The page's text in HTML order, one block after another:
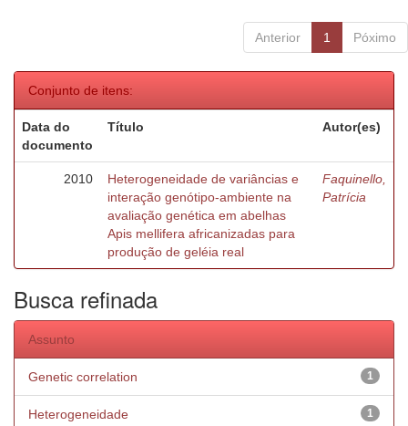
Anterior 1 Póximo
Conjunto de itens:
Data do
documento
Título Autor(es)
2010
Heterogeneidade de variâncias e
interação genótipo-ambiente na
avaliação genética em abelhas
Apis mellifera africanizadas para
produção de geléia real
Faquinello,
Patrícia
Busca refinada
Assunto
1
Genetic correlation
1
Heterogeneidade